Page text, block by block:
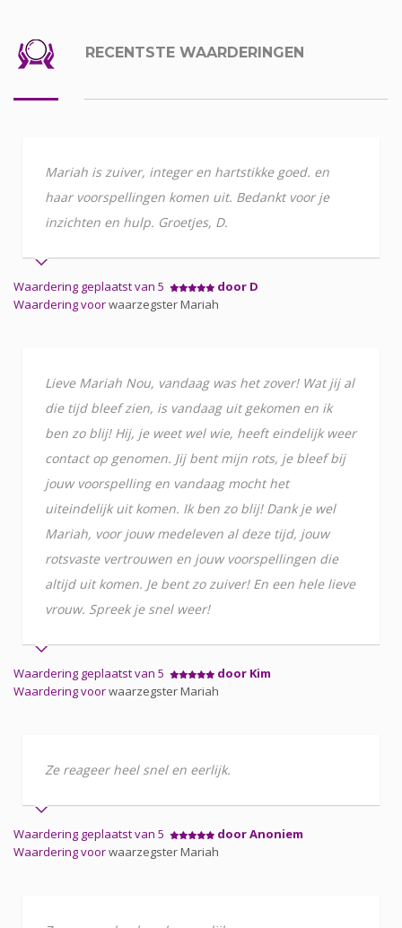
RECENTSTE WAARDERINGEN
Mariah is zuiver, integer en hartstikke goed. en
haar voorspellingen komen uit. Bedankt voor je
inzichten en hulp. Groetjes, D.
Waardering geplaatst van 5
door D
Waardering voorwaarzegster Mariah
Lieve Mariah Nou, vandaag was het zover! Wat jij al
die tijd bleef zien, is vandaag uit gekomen en ik
ben zo blij! Hij, je weet wel wie, heeft eindelijk weer
contact op genomen. Jij bent mijn rots, je bleef bij
jouw voorspelling en vandaag mocht het
uiteindelijk uit komen. Ik ben zo blij! Dank je wel
Mariah, voor jouw medeleven al deze tijd, jouw
rotsvaste vertrouwen en jouw voorspellingen die
altijd uit komen. Je bent zo zuiver! En een hele lieve
vrouw. Spreek je snel weer!
Waardering geplaatst van 5
door Kim
Waardering voorwaarzegster Mariah
Ze reageer heel snel en eerlijk.
Waardering geplaatst van 5
door Anoniem
Waardering voorwaarzegster Mariah